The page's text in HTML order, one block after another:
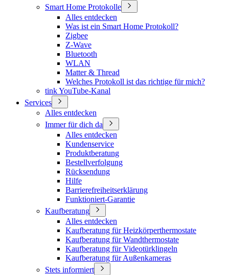
Smart Home Protokolle
Alles entdecken
Was ist ein Smart Home Protokoll?
Zigbee
Z-Wave
Bluetooth
WLAN
Matter & Thread
Welches Protokoll ist das richtige für mich?
tink YouTube-Kanal
Services
Alles entdecken
Immer für dich da
Alles entdecken
Kundenservice
Produktberatung
Bestellverfolgung
Rücksendung
Hilfe
Barrierefreiheitserklärung
Funktioniert-Garantie
Kaufberatung
Alles entdecken
Kaufberatung für Heizkörperthermostate
Kaufberatung für Wandthermostate
Kaufberatung für Videotürklingeln
Kaufberatung für Außenkameras
Stets informiert